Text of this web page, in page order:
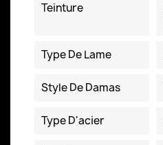
Teinture
Type De Lame
Style De Damas
Type D'acier